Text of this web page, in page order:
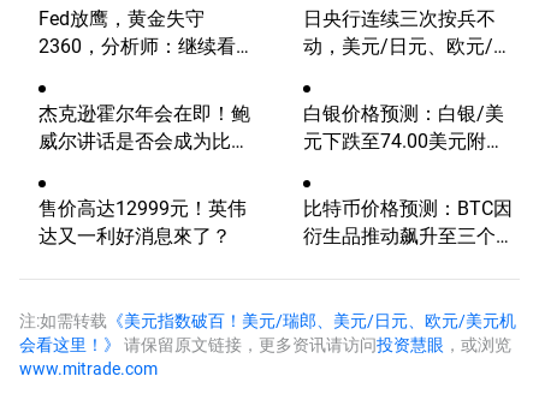
Fed放鹰，黄金失守
2360，分析师：继续看
日央行连续三次按兵不
动，美元/日元、欧元/美
术分析
杰克逊霍尔年会在即！鲍
威尔讲话是否会成为比特
白银价格预测：白银/美
元下跌至74.00美元附
售价高达12999元！英伟
达又一利好消息來了？
比特币价格预测：BTC因
衍生品推动飙升至三个月
注:如需转载 《美元指数破百！美元/瑞郎、美元/日元、欧元/美元机
会看这里！》 请保留原文链接，更多资讯请访问投资慧眼 ，或浏览
www.mitrade.com